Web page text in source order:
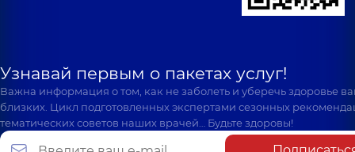
Узнавай первым о пакетах услуг!
Важна информация о том, как не заболеть и уберечь здоровье
близких. Цикл подготовленных экспертами сезонных
тематических советов наших врачей… Будьте здоровы!